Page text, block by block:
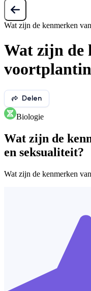
Wat zijn de kenmerken
Wat zijn de
Delen
Biologie
Wat zijn de
en seksualiteit?
Wat zijn de kenmerken